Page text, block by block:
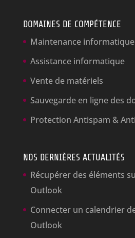
DOMAINES DE COMPÉTENCE
Maintenance informatique
Assistance informatique
Vente de matériels
Sauvegarde en ligne des
Protection Antispam &
NOS DERNIÈRES ACTUALITÉS
Récupérer des éléments
Outlook
Connecter un calendrier
Outlook